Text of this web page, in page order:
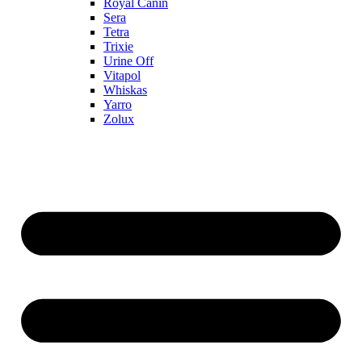
Royal Canin
Sera
Tetra
Trixie
Urine Off
Vitapol
Whiskas
Yarro
Zolux